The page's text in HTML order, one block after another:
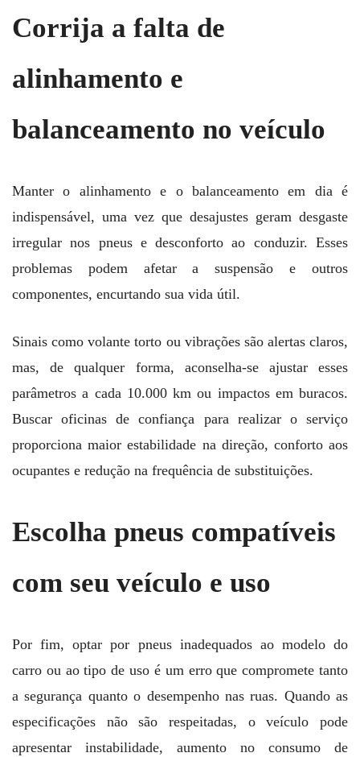
Corrija a falta de
alinhamento e
balanceamento no veículo
Manter o alinhamento e o balanceamento em dia é
indispensável, uma vez que desajustes geram desgaste
irregular nos pneus e desconforto ao conduzir. Esses
problemas podem afetar a suspensão e outros
componentes, encurtando sua vida útil.
Sinais como volante torto ou vibrações são alertas claros,
mas, de qualquer forma, aconselha-se ajustar esses
parâmetros a cada 10.000 km ou impactos em buracos.
Buscar oficinas de confiança para realizar o serviço
proporciona maior estabilidade na direção, conforto aos
ocupantes e redução na frequência de substituições.
Escolha pneus compatíveis
com seu veículo e uso
Por fim, optar por pneus inadequados ao modelo do
carro ou ao tipo de uso é um erro que compromete tanto
a segurança quanto o desempenho nas ruas. Quando as
especificações não são respeitadas, o veículo pode
apresentar instabilidade, aumento no consumo de